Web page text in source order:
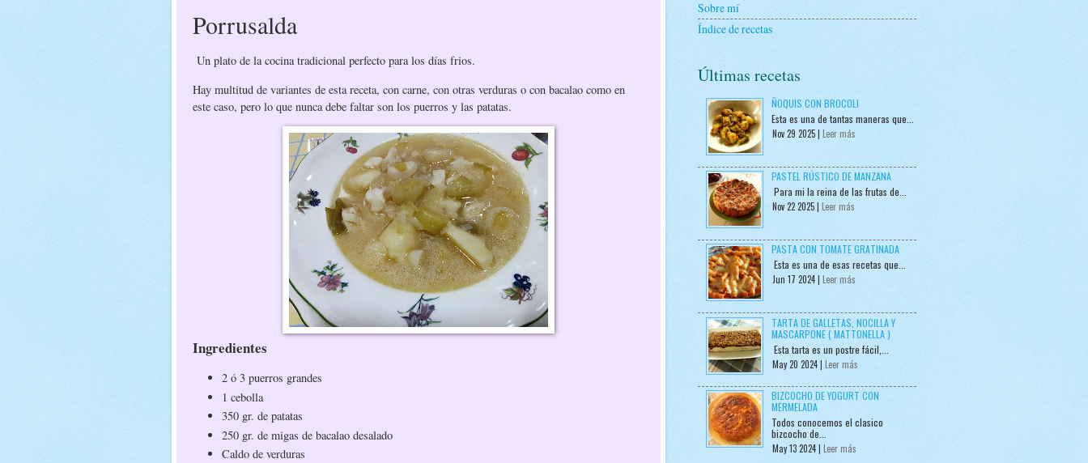
Porrusalda
Un plato de la cocina tradicional perfecto para los días frios.
Hay multitud de variantes de esta receta, con carne, con otras verduras o con bacalao como en
este caso, pero lo que nunca debe faltar son los puerros y las patatas.
Ingredientes
2 ó 3 puerros grandes
1 cebolla
350 gr. de patatas
250 gr. de migas de bacalao desalado
Caldo de verduras
Sobre mí
Índice de recetas
Últimas recetas
ÑOQUIS CON BROCOLI
Esta es una de tantas maneras que...
Nov 29 2025 | Leer más
PASTEL RÚSTICO DE MANZANA
Para mi la reina de las frutas de...
Nov 22 2025 | Leer más
PASTA CON TOMATE GRATINADA
Esta es una de esas recetas que...
Jun 17 2024 | Leer más
TARTA DE GALLETAS, NOCILLA Y
MASCARPONE ( MATTONELLA )
Esta tarta es un postre fácil,...
May 20 2024 | Leer más
BIZCOCHO DE YOGURT CON
MERMELADA
Todos conocemos el clasico
bizcocho de...
May 13 2024 | Leer más